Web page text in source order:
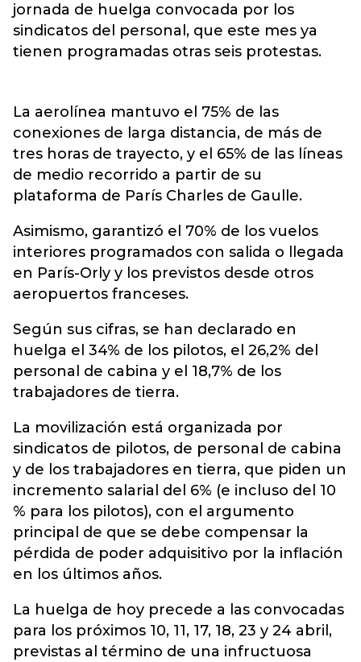
jornada de huelga convocada por los
sindicatos del personal, que este mes ya
tienen programadas otras seis protestas.
La aerolínea mantuvo el 75% de las
conexiones de larga distancia, de más de
tres horas de trayecto, y el 65% de las líneas
de medio recorrido a partir de su
plataforma de París Charles de Gaulle.
Asimismo, garantizó el 70% de los vuelos
interiores programados con salida o llegada
en París-Orly y los previstos desde otros
aeropuertos franceses.
Según sus cifras, se han declarado en
huelga el 34% de los pilotos, el 26,2% del
personal de cabina y el 18,7% de los
trabajadores de tierra.
La movilización está organizada por
sindicatos de pilotos, de personal de cabina
y de los trabajadores en tierra, que piden un
incremento salarial del 6% (e incluso del 10
% para los pilotos), con el argumento
principal de que se debe compensar la
pérdida de poder adquisitivo por la inflación
en los últimos años.
La huelga de hoy precede a las convocadas
para los próximos 10, 11, 17, 18, 23 y 24 abril,
previstas al término de una infructuosa